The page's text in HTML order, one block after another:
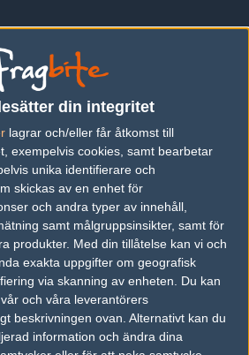
din integritet
lagrar och/eller får åtkomst till
exempelvis cookies, samt bearbetar
unika identifierare och
skickas av en enhet för
och andra typer av innehåll,
samt målgruppsinsikter, samt för
produkter. Med din tillåtelse kan vi och
exakta uppgifter om geografisk
via skanning av enheten. Du kan
och våra leverantörers
beskrivningen ovan. Alternativt kan du
information och ändra dina
divided into three stages; The
Stage, and Champion Stage.
of 16 teams wherein the top eight
Legends Stage and the bottom eight will
of 16 teams out of which the top
stage and the bottom teams will be
determining event and will be played in
and matches from the quarterfinals
in the best-of-three series.
is yet to be announced.
is yet to be determined and more
as soon as it's available.)